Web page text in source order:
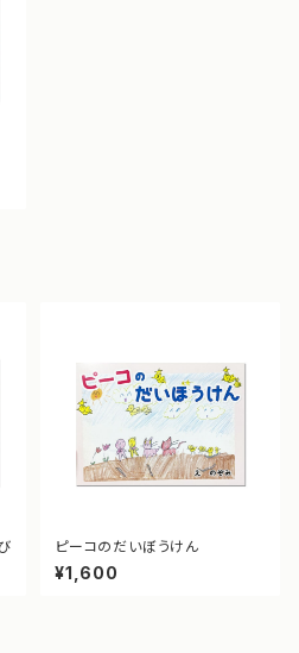
ピーコのだいぼうけん
¥1,600